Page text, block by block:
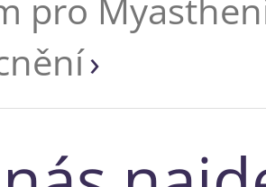
pro